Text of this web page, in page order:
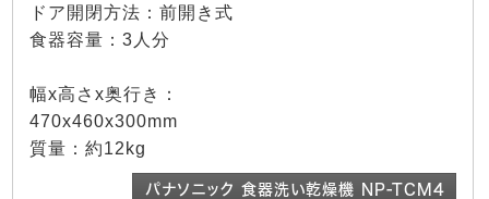
ドア開閉方法：前開き式
食器容量：3人分
幅x高さx奥行き：
470x460x300mm
質量：約12kg
パナソニック 食器洗い乾燥機 NP-TCM4